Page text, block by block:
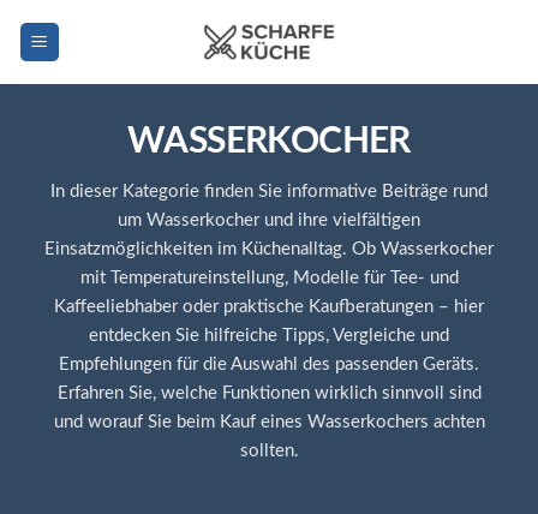
Inhalt
WASSERKOCHER
In dieser Kategorie finden Sie informative Beiträge rund
um Wasserkocher und ihre vielfältigen
Einsatzmöglichkeiten im Küchenalltag. Ob Wasserkocher
mit Temperatureinstellung, Modelle für Tee- und
Kaffeeliebhaber oder praktische Kaufberatungen – hier
entdecken Sie hilfreiche Tipps, Vergleiche und
Empfehlungen für die Auswahl des passenden Geräts.
Erfahren Sie, welche Funktionen wirklich sinnvoll sind
und worauf Sie beim Kauf eines Wasserkochers achten
sollten.